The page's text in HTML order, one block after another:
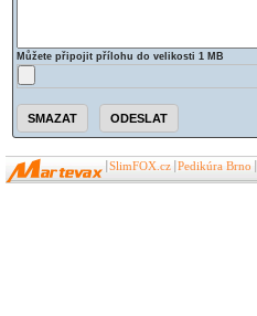
Můžete připojit přílohu do velikosti 1 MB
SlimFOX.cz Pedikúra Brno